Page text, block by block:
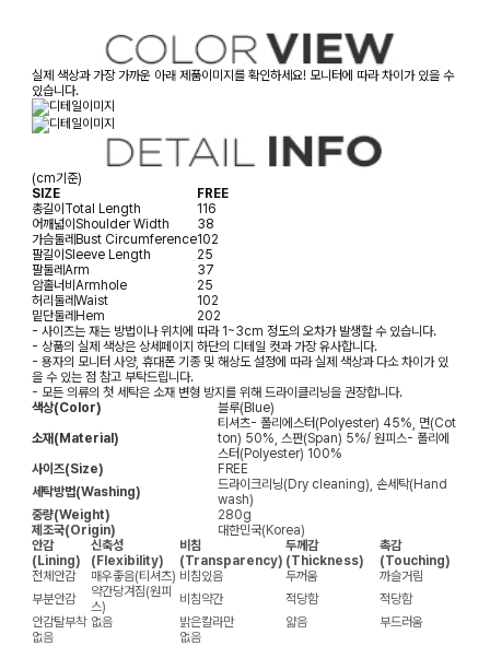
실제 색상과 가장 가까운 아래 제품이미지를 확인하세요! 모니터에 따라 차이가 있을 수
있습니다.
(cm기준)
SIZE
FREE
총길이Total Length
116
어깨넓이Shoulder Width
38
가슴둘레Bust Circumference102
팔길이Sleeve Length
25
팔둘레Arm
37
암홀너비Armhole
25
허리둘레Waist
102
밑단둘레Hem
202
- 사이즈는 재는 방법이나 위치에 따라 1~3cm 정도의 오차가 발생할 수 있습니다.
- 상품의 실제 색상은 상세페이지 하단의 디테일 컷과 가장 유사합니다.
- 용자의 모니터 사양, 휴대폰 기종 및 해상도 설정에 따라 실제 색상과 다소 차이가 있
을 수 있는 점 참고 부탁드립니다.
- 모든 의류의 첫 세탁은 소재 변형 방지를 위해 드라이클리닝을 권장합니다.
색상(Color)
블루(Blue)
소재(Material)
티셔츠- 폴리에스터(Polyester) 45%, 면(Cot
ton) 50%, 스판(Span) 5%/ 원피스- 폴리에
스터(Polyester) 100%
사이즈(Size)
FREE
세탁방법(Washing)
드라이크리닝(Dry cleaning), 손세탁(Hand
wash)
중량(Weight)
280g
제조국(Origin)
대한민국(Korea)
안감
(Lining)
신축성
(Flexibility)
비침
(Transparency)
두께감
(Thickness)
촉감
(Touching)
전체안감
매우좋음(티셔츠) 비침있음 두꺼움
까슬거림
부분안감
약간당겨짐(원피
스)
비침약간 적당함
적당함
안감탈부착 없음 밝은칼라만 얇음
부드러움
없음
없음